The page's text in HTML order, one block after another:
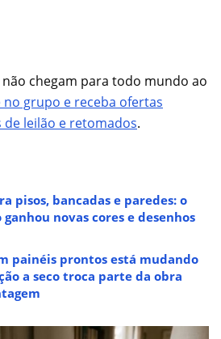
chegam para todo mundo ao
no grupo e receba ofertas
de leilão e retomados.
pisos, bancadas e paredes: o
novas cores e desenhos
painéis prontos está mudando
a seco troca parte da obra